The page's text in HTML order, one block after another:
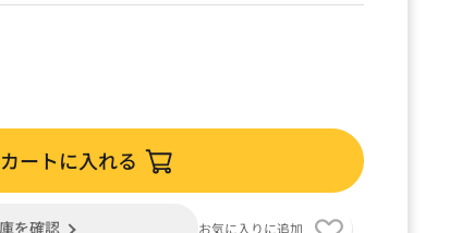
カートに入れる
を確認 お気に入りに追加